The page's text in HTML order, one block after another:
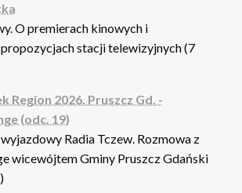
O premierach kinowych i
stacji telewizyjnych (7
Region 2026. Pruszcz Gd. -
(odc. 19)
Radia Tczew. Rozmowa z
wicewójtem Gminy Pruszcz Gdański